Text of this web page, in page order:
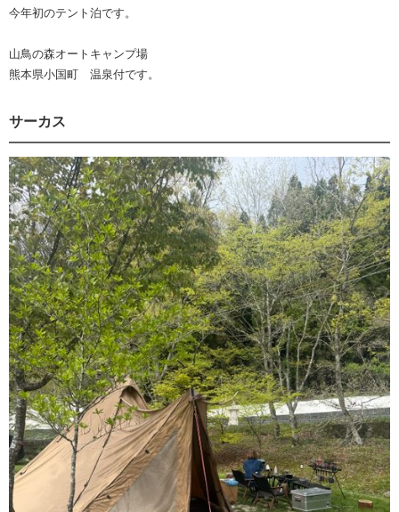
今年初のテント泊です。
山鳥の森オートキャンプ場
熊本県小国町 温泉付です。
サーカス